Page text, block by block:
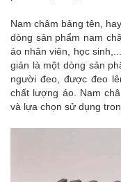
Nam châm bảng tên,
dòng sản phẩm nam
áo nhân viên, học
giản là một dòng sản
người đeo, được đeo
chất lượng áo. Nam
và lựa chọn sử dụng